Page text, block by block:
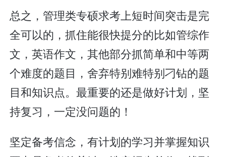
总之，管理类专硕求考上短时间突击是完
全可以的，抓住能很快提分的比如管综作
文，英语作文，其他部分抓简单和中等两
个难度的题目，舍弃特别难特别刁钻的题
目和知识点。最重要的还是做好计划，坚
持复习，一定没问题的！
坚定备考信念，有计划的学习并掌握知识